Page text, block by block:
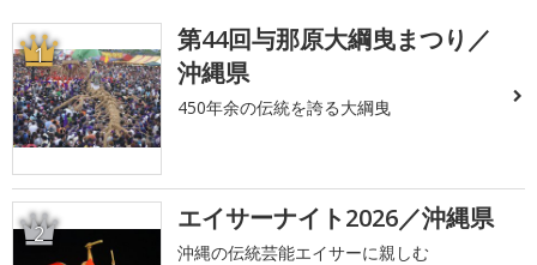
1
第44回与那原大綱曳まつり／
沖縄県
450年余の伝統を誇る大綱曳
2 エイサーナイト2026／沖縄県
沖縄の伝統芸能エイサーに親しむ